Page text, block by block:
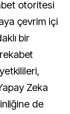
otoritesi
çevrim içi
bir
Zeka
de